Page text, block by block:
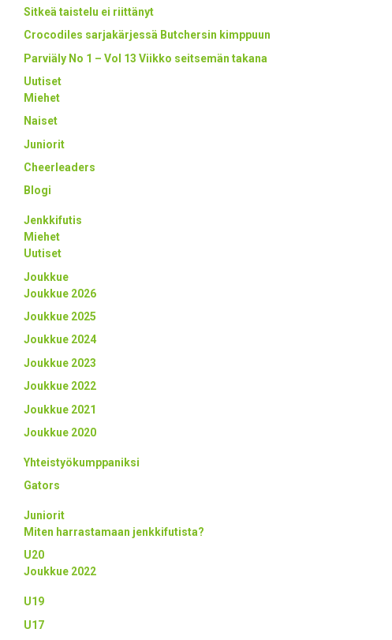
Sitkeä taistelu ei riittänyt
Crocodiles sarjakärjessä Butchersin kimppuun
Parviäly No 1 – Vol 13 Viikko seitsemän takana
Uutiset
Miehet
Naiset
Juniorit
Cheerleaders
Blogi
Jenkkifutis
Miehet
Uutiset
Joukkue
Joukkue 2026
Joukkue 2025
Joukkue 2024
Joukkue 2023
Joukkue 2022
Joukkue 2021
Joukkue 2020
Yhteistyökumppaniksi
Gators
Juniorit
Miten harrastamaan jenkkifutista?
U20
Joukkue 2022
U19
U17